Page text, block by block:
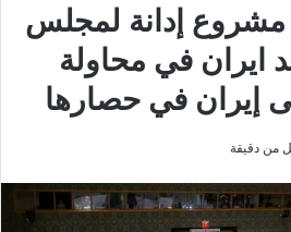
إدانة لمجلس
ايران في محاولة
إيران في حصارها
من دقيقة